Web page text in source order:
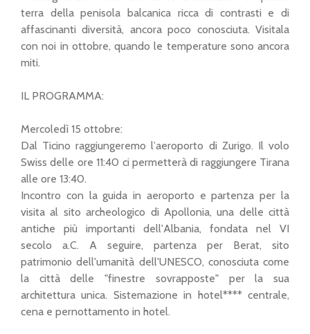
terra della penisola balcanica ricca di contrasti e di
affascinanti diversità, ancora poco conosciuta. Visitala
con noi in ottobre, quando le temperature sono ancora
miti.
IL PROGRAMMA:
Mercoledì 15 ottobre:
Dal Ticino raggiungeremo l’aeroporto di Zurigo. Il volo
Swiss delle ore 11:40 ci permetterà di raggiungere Tirana
alle ore 13:40.
Incontro con la guida in aeroporto e partenza per la
visita al sito archeologico di Apollonia, una delle città
antiche più importanti dell'Albania, fondata nel VI
secolo a.C. A seguire, partenza per Berat, sito
patrimonio dell'umanità dell'UNESCO, conosciuta come
la città delle "finestre sovrapposte" per la sua
architettura unica. Sistemazione in hotel**** centrale,
cena e pernottamento in hotel.